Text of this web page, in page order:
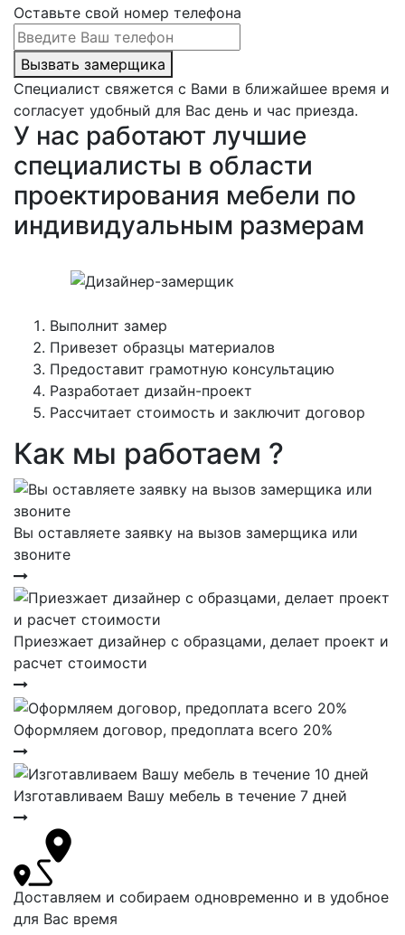
Оставьте свой номер телефона
Вызвать замерщика
Специалист свяжется с Вами в ближайшее время и
согласует удобный для Вас день и час приезда.
У нас работают лучшие
специалисты в области
проектирования мебели по
индивидуальным размерам
Выполнит замер
Привезет образцы материалов
Предоставит грамотную консультацию
Разработает дизайн-проект
Рассчитает стоимость и заключит договор
Как мы работаем ?
Вы оставляете заявку на вызов замерщика или
звоните
Приезжает дизайнер с образцами, делает проект и
расчет стоимости
Оформляем договор, предоплата всего 20%
Изготавливаем Вашу мебель в течение 7 дней
Доставляем и собираем одновременно и в удобное
для Вас время